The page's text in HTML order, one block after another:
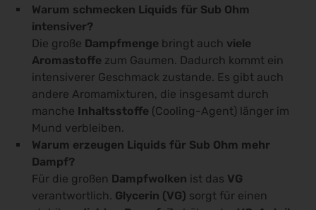
Warum schmecken Liquids für Sub Ohm
intensiver?
Die große Dampfmenge bringt auch viele
Aromastoffe zum Gaumen. Dadurch kommt ein
intensiverer Geschmack zustande. Es gibt auch
andere Aromamixturen, die insgesamt durch
manche Inhaltsstoffe (Cooling-Agent) länger im
Mund verbleiben.
Warum erzeugen Liquids für Sub Ohm mehr
Dampf?
Für die großen Dampfwolken ist das VG
verantwortlich. Glycerin (VG) sorgt für einen